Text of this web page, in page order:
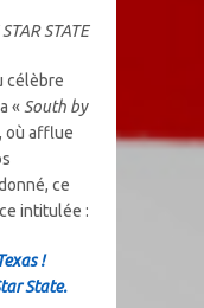
STATE
célèbre
« South by
où afflue
ce
intitulée :
!
State.